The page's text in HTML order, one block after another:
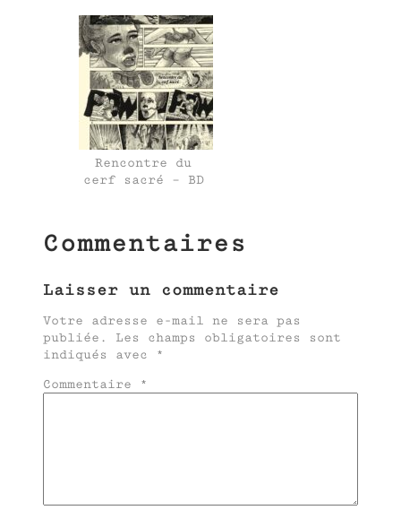
Rencontre du
cerf sacré – BD
Commentaires
Laisser un commentaire
Votre adresse e-mail ne sera pas
publiée.
Les champs obligatoires sont
indiqués avec
*
Commentaire
*